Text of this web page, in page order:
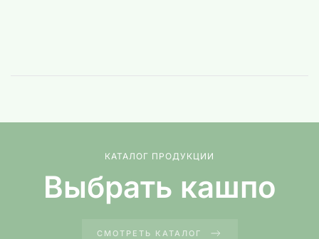
КАТАЛОГ ПРОДУКЦИИ
Выбрать кашпо
СМОТРЕТЬ КАТАЛОГ